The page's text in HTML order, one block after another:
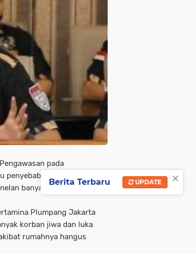
pada
penyebab seringnya terjadi
banyak korban jiwa.
Plumpang Jakarta
korban jiwa dan luka
rumahnya hangus
×
Berita Terbaru UPDATE